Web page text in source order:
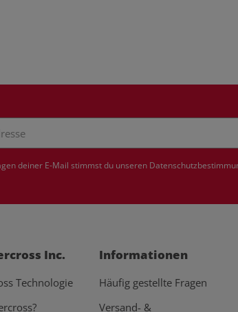
deiner E-Mail stimmst du unseren
Inc.
Technologie
Informationen
Häufig gestellte Fragen
Versand- &